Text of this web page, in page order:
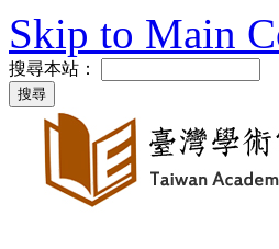
Skip to Main
搜尋本站：